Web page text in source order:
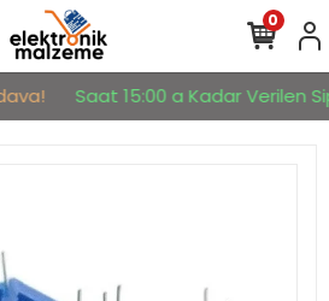
Saat 15:00 a Kadar Verilen
0